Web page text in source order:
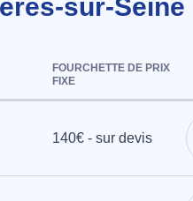
sur-Seine
FOURCHETTE DE PRIX
FIXE
140€ - sur devis